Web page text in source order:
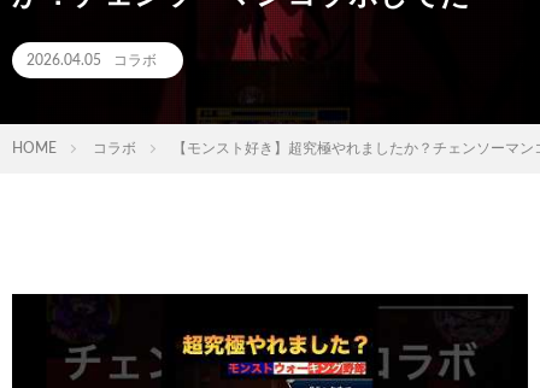
2026.04.05 コラボ
HOME コラボ 【モンスト好き】超究極やれましたか？チェンソーマン